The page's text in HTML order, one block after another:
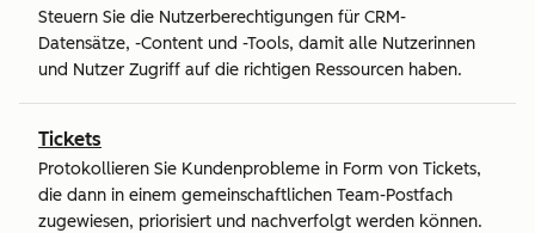
Steuern Sie die Nutzerberechtigungen für CRM-
Datensätze, -Content und -Tools, damit alle Nutzerinnen
und Nutzer Zugriff auf die richtigen Ressourcen haben.
Tickets
Protokollieren Sie Kundenprobleme in Form von Tickets,
die dann in einem gemeinschaftlichen Team-Postfach
zugewiesen, priorisiert und nachverfolgt werden können.